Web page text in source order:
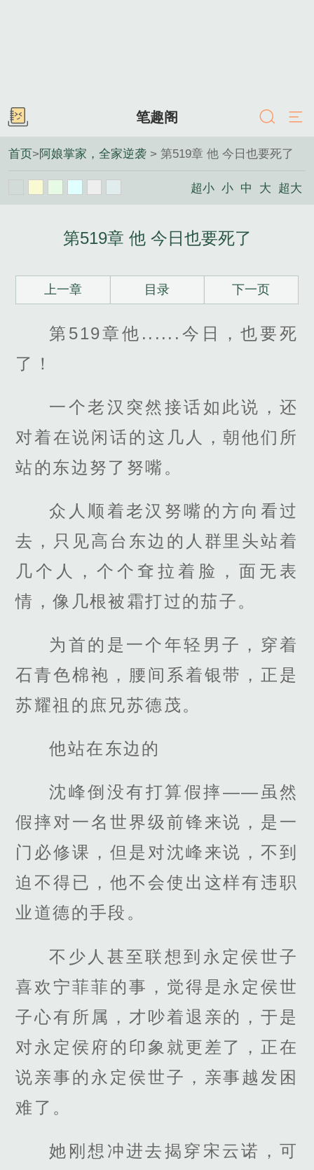
笔趣阁
首页>阿娘掌家，全家逆袭 > 第519章 他 今日也要死了
超小 小 中 大 超大
第519章 他 今日也要死了
上一章 目录 下一页
第519章他......今日，也要死
了！
一个老汉突然接话如此说，还
对着在说闲话的这几人，朝他们所
站的东边努了努嘴。
众人顺着老汉努嘴的方向看过
去，只见高台东边的人群里头站着
几个人，个个耷拉着脸，面无表
情，像几根被霜打过的茄子。
为首的是一个年轻男子，穿着
石青色棉袍，腰间系着银带，正是
苏耀祖的庶兄苏德茂。
他站在东边的
沈峰倒没有打算假摔——虽然
假摔对一名世界级前锋来说，是一
门必修课，但是对沈峰来说，不到
迫不得已，他不会使出这样有违职
业道德的手段。
不少人甚至联想到永定侯世子
喜欢宁菲菲的事，觉得是永定侯世
子心有所属，才吵着退亲的，于是
对永定侯府的印象就更差了，正在
说亲事的永定侯世子，亲事越发困
难了。
她刚想冲进去揭穿宋云诺，可